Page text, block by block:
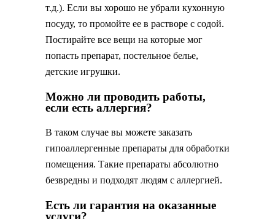
т.д.). Если вы хорошо не убрали кухонную
посуду, то промойте ее в растворе с содой.
Постирайте все вещи на которые мог
попасть препарат, постельное белье,
детские игрушки.
Можно ли проводить работы,
если есть аллергия?
В таком случае вы можете заказать
гипоаллергенные препараты для обработки
помещения. Такие препараты абсолютно
безвредны и подходят людям с аллергией.
Есть ли гарантия на оказанные
услуги?